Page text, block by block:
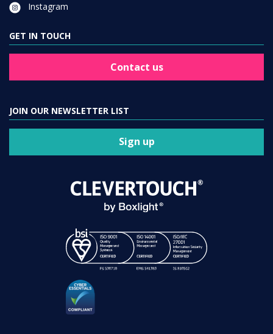
Instagram
GET IN TOUCH
Contact us
JOIN OUR NEWSLETTER LIST
Sign up